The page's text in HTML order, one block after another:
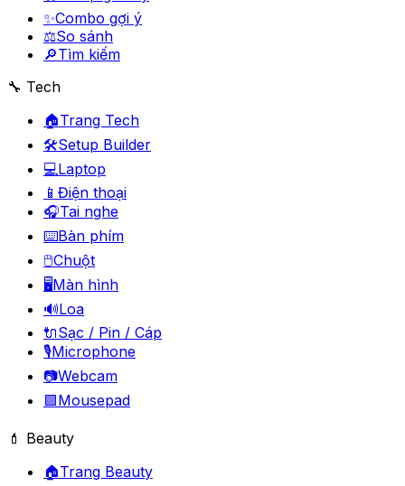
✨Combo gợi ý
⚖️So sánh
🔎Tìm kiếm
🔧 Tech
🏠Trang Tech
🛠️Setup Builder
💻Laptop
📱 Điện thoại
🎧Tai nghe
⌨️Bàn phím
🖱️Chuột
🖥️Màn hình
🔊Loa
🔌Sạc / Pin / Cáp
🎙️Microphone
📷Webcam
🟪Mousepad
💄 Beauty
🏠Trang Beauty